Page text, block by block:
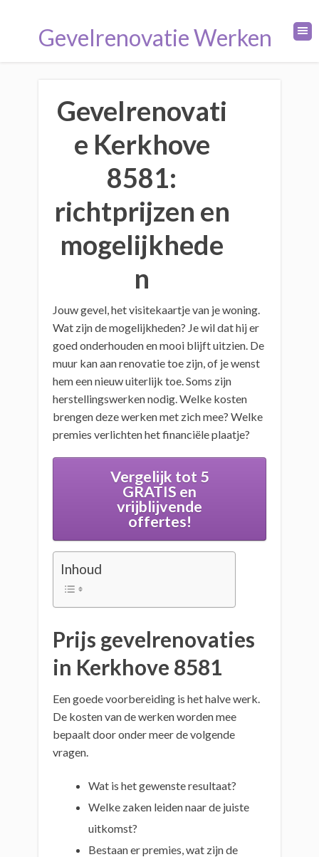
Gevelrenovatie Werken
Gevelrenovati
e Kerkhove
8581:
richtprijzen en
mogelijkhede
n
Jouw gevel, het visitekaartje van je woning.
Wat zijn de mogelijkheden? Je wil dat hij er
goed onderhouden en mooi blijft uitzien. De
muur kan aan renovatie toe zijn, of je wenst
hem een nieuw uiterlijk toe. Soms zijn
herstellingswerken nodig. Welke kosten
brengen deze werken met zich mee? Welke
premies verlichten het financiële plaatje?
Vergelijk tot 5
GRATIS en
vrijblijvende
offertes!
Inhoud
Prijs gevelrenovaties
in Kerkhove 8581
Een goede voorbereiding is het halve werk.
De kosten van de werken worden mee
bepaalt door onder meer de volgende
vragen.
Wat is het gewenste resultaat?
Welke zaken leiden naar de juiste
uitkomst?
Bestaan er premies, wat zijn de